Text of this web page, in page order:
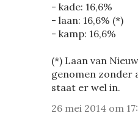
- kade: 16,6%
- laan: 16,6% (*)
- kamp: 16,6%
(*) Laan van
genomen zonder
staat er wel in.
26 mei 2014 om